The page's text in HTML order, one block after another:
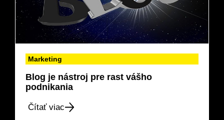
Marketing
Blog je nástroj pre rast vášho
podnikania
Čítať viac